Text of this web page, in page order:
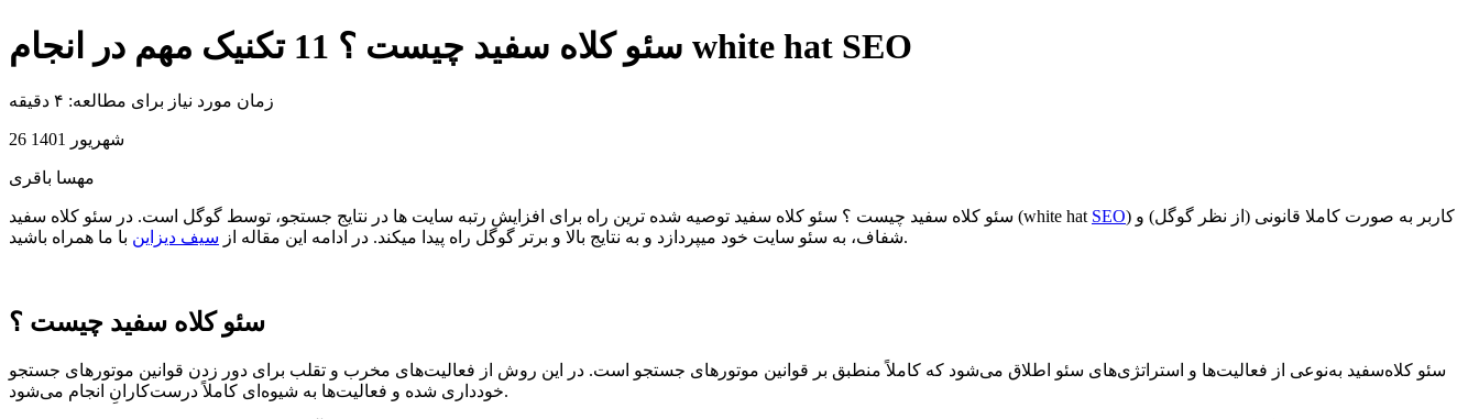
سئو کلاه سفید چیست ؟ 11 تکنیک مهم در انجام white hat SEO
زمان مورد نیاز برای مطالعه: ۴ دقیقه
26 شهریور 1401
مهسا باقری
سئو کلاه سفید چیست ؟ سئو کلاه سفید توصیه شده ترین راه برای افزایش رتبه سایت ها در نتایج جستجو، توسط گوگل است. در سئو کلاه سفید (white hat SEO) کاربر به صورت کاملا قانونی (از نظر گوگل) و
شفاف، به سئو سایت خود میپردازد و به نتایج بالا و برتر گوگل راه پیدا میکند. در ادامه این مقاله از سیف دیزاین با ما همراه باشید.
سئو کلاه سفید چیست ؟
سئو کلاه‌سفید به‌نوعی از فعالیت‌ها و استراتژی‌های سئو اطلاق می‌شود که کاملاً منطبق بر قوانین موتورهای جستجو است. در این روش از فعالیت‌های مخرب و تقلب برای دور زدن قوانین موتورهای جستجو
خودداری شده و فعالیت‌ها به شیوه‌ای کاملاً درست‌کارانِ انجام می‌شود.